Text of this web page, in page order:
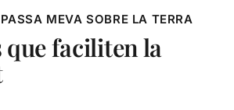
MEVA SOBRE LA TERRA
faciliten la